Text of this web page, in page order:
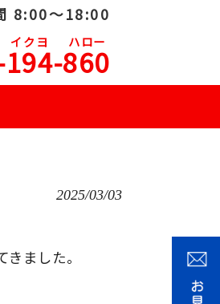
8:00～18:00
イクヨ ハロー
860
2025/03/03
ました。